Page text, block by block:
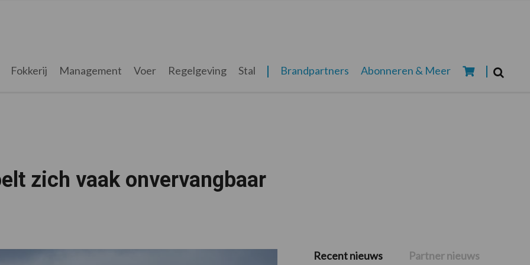
Fokkerij Management Voer Regelgeving Stal Brandpartners Abonneren & Meer
zich vaak onvervangbaar
Primaire
Recent nieuws Partner nieuws